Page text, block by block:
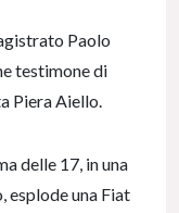
Paolo
testimone di
Piera Aiello.
delle 17, in una
esplode una Fiat